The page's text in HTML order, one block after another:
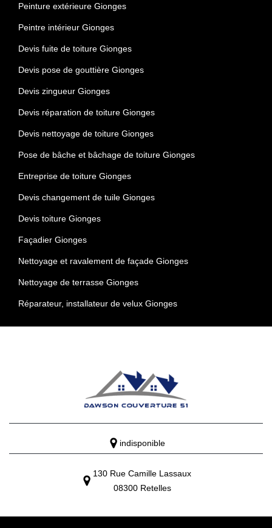
Peinture extérieure Gionges
Peintre intérieur Gionges
Devis fuite de toiture Gionges
Devis pose de gouttière Gionges
Devis zingueur Gionges
Devis réparation de toiture Gionges
Devis nettoyage de toiture Gionges
Pose de bâche et bâchage de toiture Gionges
Entreprise de toiture Gionges
Devis changement de tuile Gionges
Devis toiture Gionges
Façadier Gionges
Nettoyage et ravalement de façade Gionges
Nettoyage de terrasse Gionges
Réparateur, installateur de velux Gionges
indisponible
130 Rue Camille Lassaux
08300 Retelles